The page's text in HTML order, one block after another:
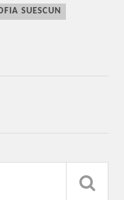
SUESCUN